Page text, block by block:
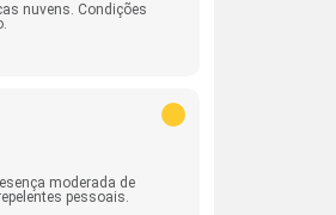
nuvens. Condições
moderada de
pessoais.